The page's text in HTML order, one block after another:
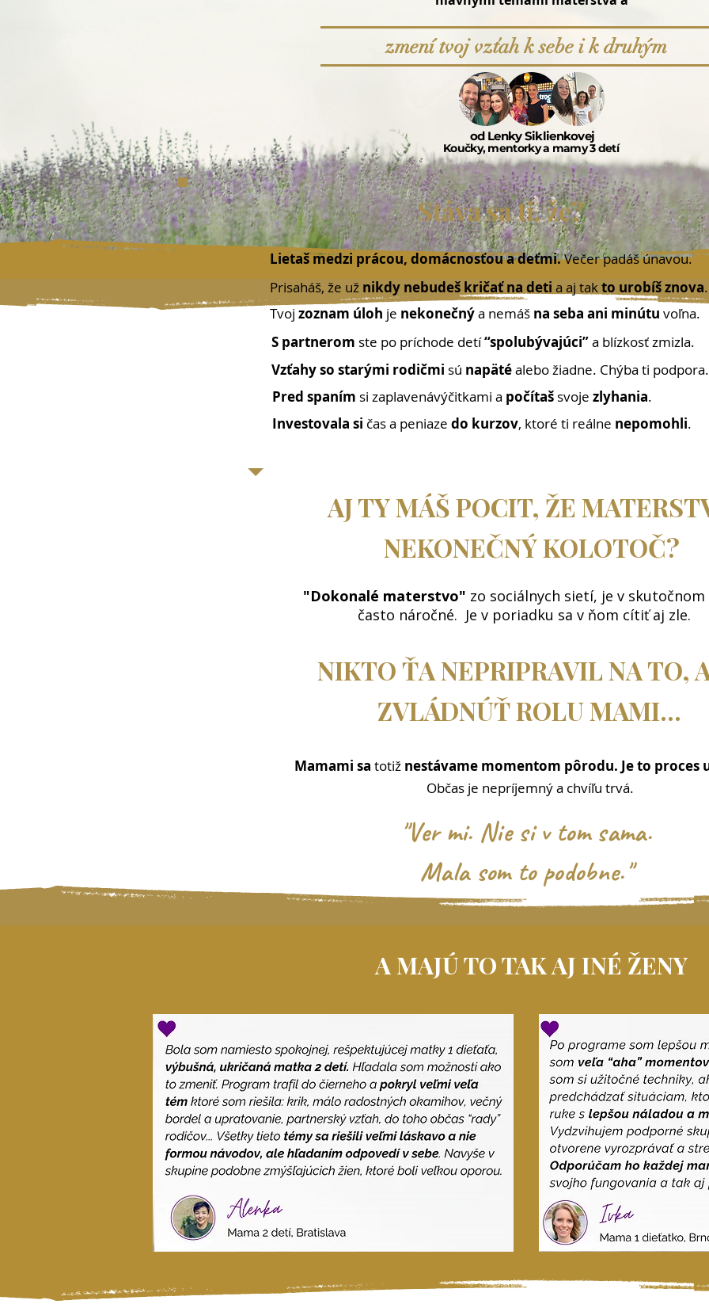
zmení tvoj vzťah k sebe i k druhým
od Lenky Siklienkovej
Koučky, mentorky a mamy 3 detí
NIKTO ŤA NEPRIPRAVIL NA TO,
ZVLÁDNÚŤ ROLU MAMI...
AJ TY MÁŠ POCIT, ŽE
NEKONEČNÝ KOLOTOČ?
"Dokonalé materstvo" zo sociálnych sietí, je v
často náročné. Je v poriadku sa v ňom cítiť aj zle. ​
Mamami sa totiž nestávame momentom pôrodu. Je to proces
Občas je nepríjemný a chvíľu trvá.
"Ver mi. Nie si v tom sama.
Mala som to podobne."
Stáva sa ti, že?
Lietaš medzi prácou, domácnosťou a deťmi.Večer padáš únavou.
Prisaháš, že už nikdy nebudeš kričať na deti a aj takto urobíš znova
Tvoj zoznam úloh je nekonečnýa nemáš na seba ani minútu voľna.
S partnerom ste po príchode detí“spolubývajúci”a blízkosť zmizla.
Vzťahy so starými rodičmi sú napätéalebo žiadne. Chýba ti podpora.
Pred spaním si zaplavenávýčitkami a počítaš svoje zlyhania.
Investovala si čas a peniaze do kurzov, ktoré ti reálne nepomohli.
A MAJÚ TO TAK AJ INÉ ŽENY